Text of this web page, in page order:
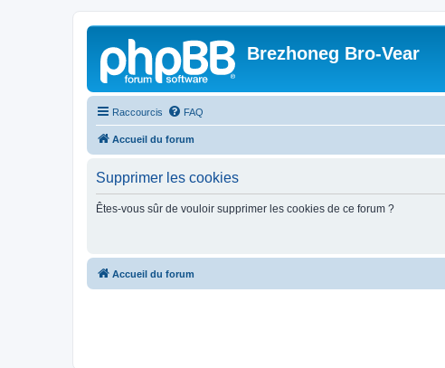
Brezhoneg Bro-Vear
Raccourcis FAQ
Accueil du forum
Supprimer les cookies
Êtes-vous sûr de vouloir supprimer les cookies de ce forum ?
Accueil du forum